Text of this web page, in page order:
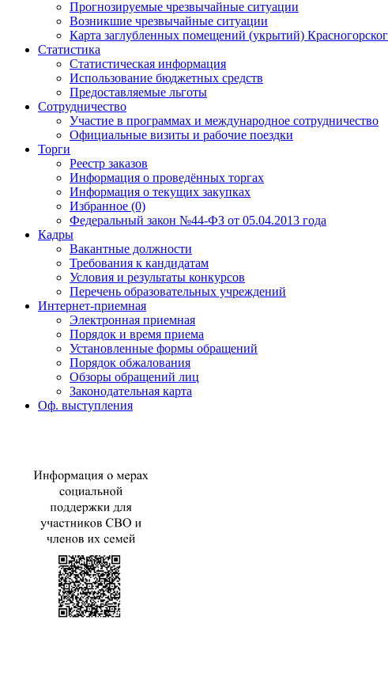
Прогнозируемые чрезвычайные ситуации
Возникшие чрезвычайные ситуации
Карта заглубленных помещений (укрытий)
Статистика
Статистическая информация
Использование бюджетных средств
Предоставляемые льготы
Сотрудничество
Участие в программах и международное сотрудничество
Официальные визиты и рабочие поездки
Торги
Реестр заказов
Информация о проведённых торгах
Информация о текущих закупках
Избранное (0)
Федеральный закон №44-ФЗ от 05.04.2013 года
Кадры
Вакантные должности
Требования к кандидатам
Условия и результаты конкурсов
Перечень образовательных учреждений
Интернет-приемная
Электронная приемная
Порядок и время приема
Установленные формы обращений
Порядок обжалования
Обзоры обращений лиц
Законодательная карта
Оф. выступления